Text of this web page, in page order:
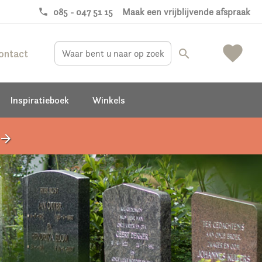
phone 085 - 047 51 15 Maak een vrijblijvende afspraak
favorite
search
Inspiratieboek Winkels
arrow_forward